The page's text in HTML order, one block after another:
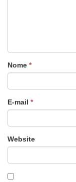
Nome *
E-mail *
Website